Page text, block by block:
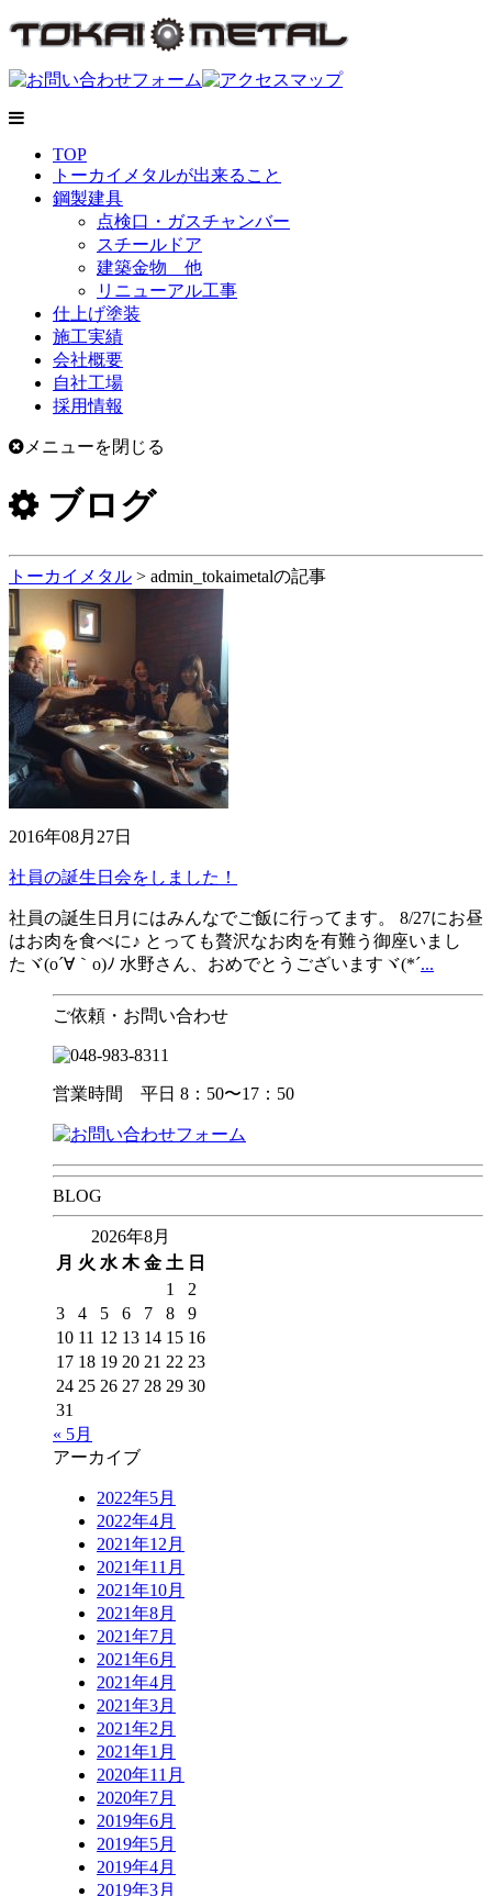
TOP
トーカイメタルが出来ること
鋼製建具
点検口・ガスチャンバー
スチールドア
建築金物 他
リニューアル工事
仕上げ塗装
施工実績
会社概要
自社工場
採用情報
メニューを閉じる
ブログ
トーカイメタル > admin_tokaimetalの記事
2016年08月27日
社員の誕生日会をしました！
社員の誕生日月にはみんなでご飯に行ってます。 8/27にお昼
はお肉を食べに♪ とっても贅沢なお肉を有難う御座いまし
たヾ(o´∀｀o)ﾉ 水野さん、おめでとうございますヾ(*´...
ご依頼・お問い合わせ
営業時間 平日 8：50〜17：50
BLOG
2026年8月
月 火 水 木 金 土 日
1
2
3
4 5 6 7 8
9
10 11 12 13 14 15 16
17 18 19 20 21 22 23
24 25 26 27 28 29 30
31
« 5月
アーカイブ
2022年5月
2022年4月
2021年12月
2021年11月
2021年10月
2021年8月
2021年7月
2021年6月
2021年4月
2021年3月
2021年2月
2021年1月
2020年11月
2020年7月
2019年6月
2019年5月
2019年4月
2019年3月